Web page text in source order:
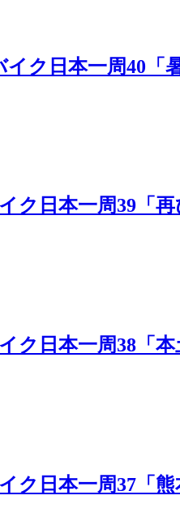
ク日本一周40「
ク日本一周39「
ク日本一周38「
ク日本一周37「